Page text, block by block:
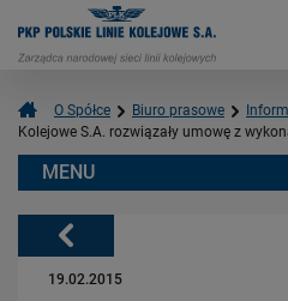
O Spółce Biuro prasowe
Kolejowe S.A. rozwiązały umowę z
Powrót
19.02.2015
MENU